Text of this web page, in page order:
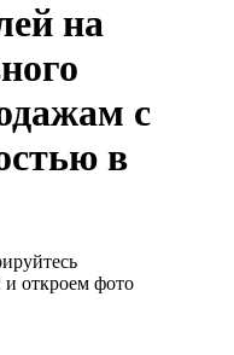
на
с
в
откроем фото